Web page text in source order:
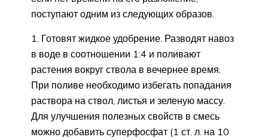
поступают одним из следующих образов.
1. Готовят жидкое удобрение. Разводят навоз
в воде в соотношении 1:4 и поливают
растения вокруг ствола в вечернее время.
При поливе необходимо избегать попадания
раствора на ствол, листья и зеленую массу.
Для улучшения полезных свойств в смесь
можно добавить суперфосфат (1 ст. л. на 10